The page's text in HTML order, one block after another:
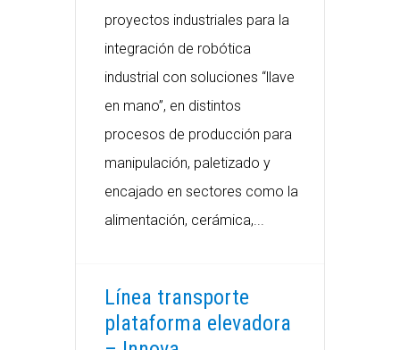
proyectos industriales para la
integración de robótica
industrial con soluciones “llave
en mano”, en distintos
procesos de producción para
manipulación, paletizado y
encajado en sectores como la
alimentación, cerámica,...
Línea transporte
plataforma elevadora